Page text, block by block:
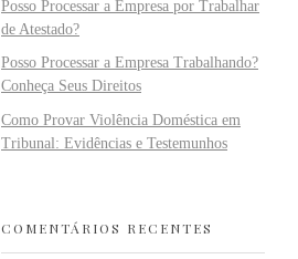
Posso Processar a Empresa por Trabalhar
de Atestado?
Posso Processar a Empresa Trabalhando?
Conheça Seus Direitos
Como Provar Violência Doméstica em
Tribunal: Evidências e Testemunhos
COMENTÁRIOS RECENTES